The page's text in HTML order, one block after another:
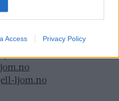
Access Privacy Policy
ljom.no
ljom.no